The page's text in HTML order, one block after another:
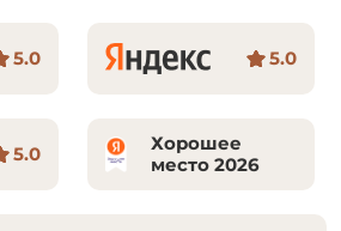
5.0 5.0
5.0
Хорошее
место 2026